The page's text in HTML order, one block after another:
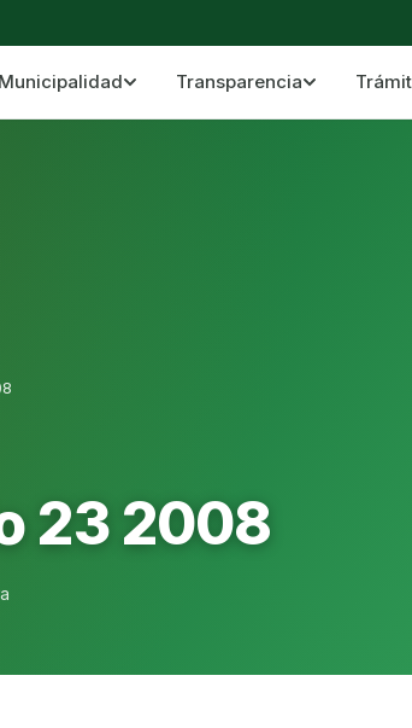
Cantón Mera · Pastaza · Llanganates y
Municipalidad Transparencia
23 2008